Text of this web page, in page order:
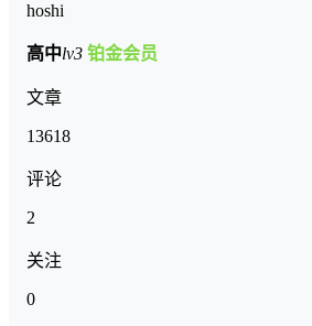
hoshi
高中lv3 铂金会员
文章
13618
评论
2
关注
0